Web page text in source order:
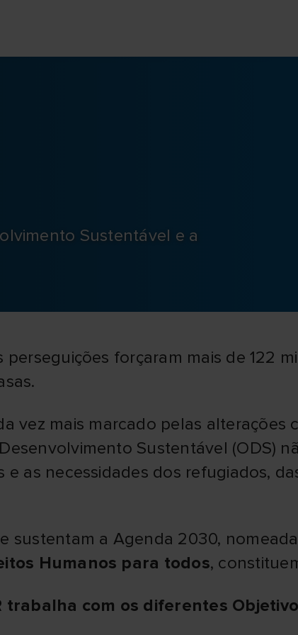
Sustentável e a
perseguições forçaram mais de 122
vez mais marcado pelas alterações
Sustentável (ODS)
e as necessidades dos refugiados,
sustentam a Agenda 2030,
Humanos para todos,
trabalha com os diferentes